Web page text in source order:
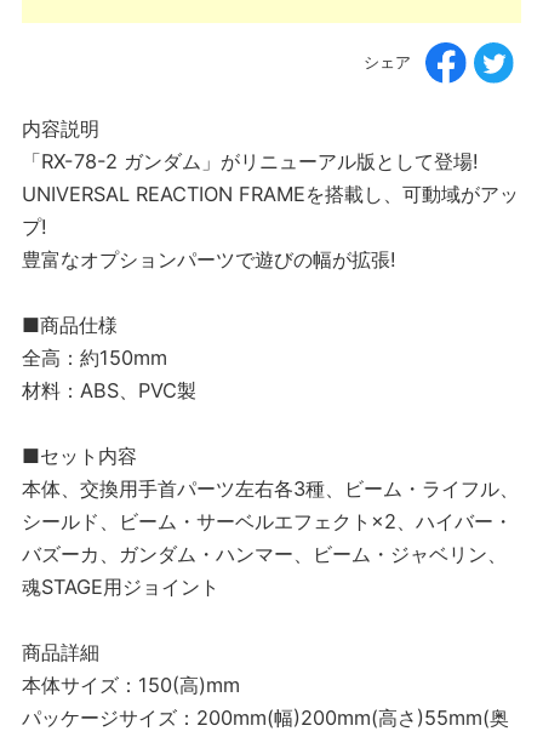
シェア
内容説明
「RX-78-2 ガンダム」がリニューアル版として登場!
UNIVERSAL REACTION FRAMEを搭載し、可動域がアッ
プ!
豊富なオプションパーツで遊びの幅が拡張!
■商品仕様
全高：約150mm
材料：ABS、PVC製
■セット内容
本体、交換用手首パーツ左右各3種、ビーム・ライフル、
シールド、ビーム・サーベルエフェクト×2、ハイバー・
バズーカ、ガンダム・ハンマー、ビーム・ジャベリン、
魂STAGE用ジョイント
商品詳細
本体サイズ：150(高)mm
パッケージサイズ：200mm(幅)200mm(高さ)55mm(奥